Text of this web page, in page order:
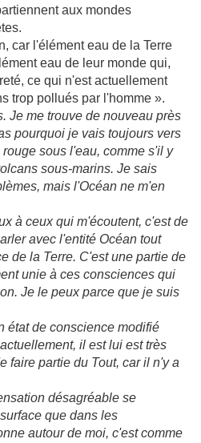
aux mondes
car l'élément eau de la Terre
eau de leur monde qui,
ce qui n'est actuellement
trop pollués par l'homme ».
Je me trouve de nouveau près
pourquoi je vais toujours vers
sous l'eau, comme s'il y
sous-marins. Je sais
mais l'Océan ne m'en
à ceux qui m'écoutent, c'est de
avec l'entité Océan tout
de la Terre. C'est une partie de
unie à ces consciences qui
Je le peux parce que je suis
état de conscience modifié
il est lui est très
faire partie du Tout, car il n'y a
désagréable se
que dans les
autour de moi, c'est comme